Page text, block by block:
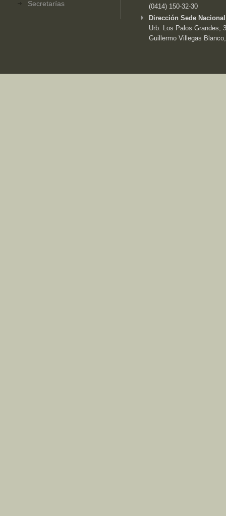
Secretarías
(0414) 150-32-30
Dirección Sede
Urb. Los Palos Grandes,
Guillermo Villegas